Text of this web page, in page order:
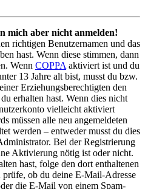
mich aber nicht anmelden!
richtigen Benutzernamen und das
hast. Wenn diese stimmen, dann
Wenn COPPA aktiviert ist und du
13 Jahre alt bist, musst du bzw.
Erziehungsberechtigten den
erhalten hast. Wenn dies nicht
vielleicht aktiviert
müssen alle neu angemeldeten
werden – entweder musst du dies
Bei der Registrierung
Aktivierung nötig ist oder nicht.
hast, folge den dort enthaltenen
ob du deine E-Mail-Adresse
die E-Mail von einem Spam-